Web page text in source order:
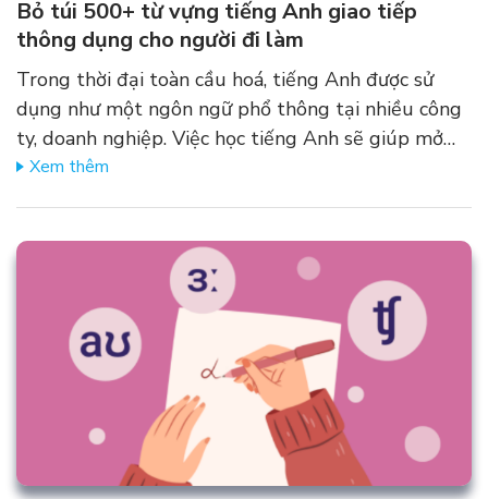
Bỏ túi 500+ từ vựng tiếng Anh giao tiếp
thông dụng cho người đi làm
Trong thời đại toàn cầu hoá, tiếng Anh được sử
dụng như một ngôn ngữ phổ thông tại nhiều công
ty, doanh nghiệp. Việc học tiếng Anh sẽ giúp mở…
Xem thêm